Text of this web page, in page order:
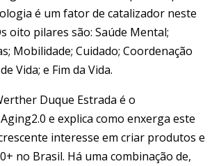
é um fator de catalizador neste
oito pilares são: Saúde Mental;
Mobilidade; Cuidado; Coordenação
Vida; e Fim da Vida.
Duque Estrada é o
e explica como enxerga este
interesse em criar produtos e
no Brasil. Há uma combinação de,